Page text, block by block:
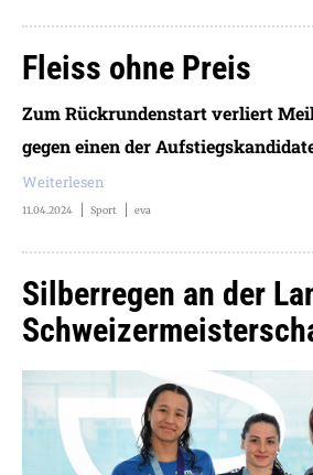
Fleiss ohne Preis
Zum Rückrundenstart verliert
gegen einen der
Weiterlesen
11.04.2024 Sport eva
Silberregen an der